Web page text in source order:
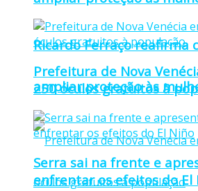
Ricardo Ferraço reafirma
ampliar proteção às
Prefeitura de Nova
250 óculos gratuitos à
Serra sai na frente e
enfrentar os efeitos do El